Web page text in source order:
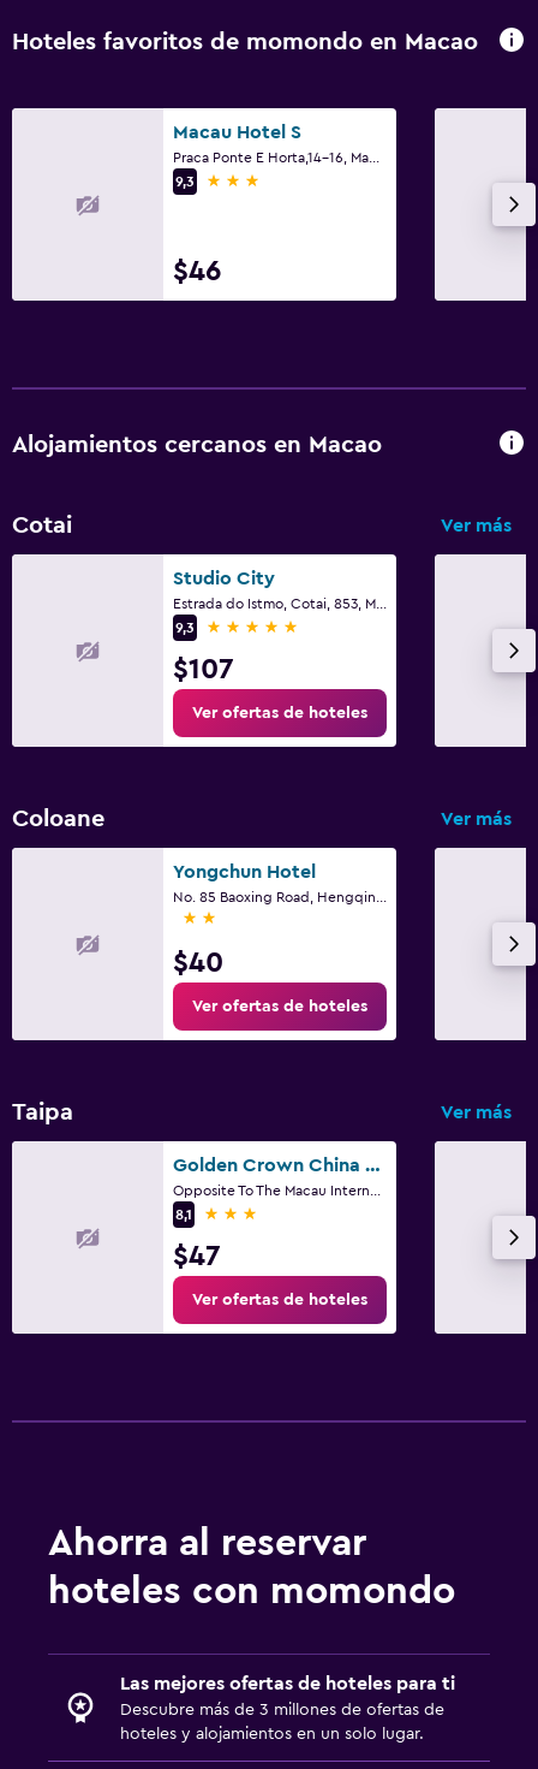
Hoteles favoritos de momondo en Macao
Macau Hotel S
9,3
3 estrellas
$46
Alojamientos cercanos en Macao
Cotai Ver más
Studio City
9,3
5 estrellas
$107
Ver ofertas de hoteles
Coloane Ver más
Yongchun Hotel
2 estrellas
$40
Ver ofertas de hoteles
Taipa Ver más
Golden Crown China Hotel
8,1
3 estrellas
$47
Ver ofertas de hoteles
Ahorra al reservar
hoteles con momondo
Las mejores ofertas de hoteles para ti
Descubre más de 3 millones de ofertas de
hoteles y alojamientos en un solo lugar.